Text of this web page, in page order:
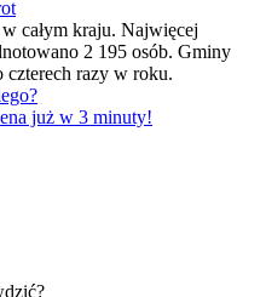
całym kraju. Najwięcej
2 195 osób. Gminy
czterech razy w roku.
już w 3 minuty!